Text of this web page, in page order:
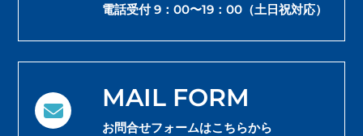
電話受付 9：00〜19：00（土日祝対応）
MAIL FORM
お問合せフォームはこちらから